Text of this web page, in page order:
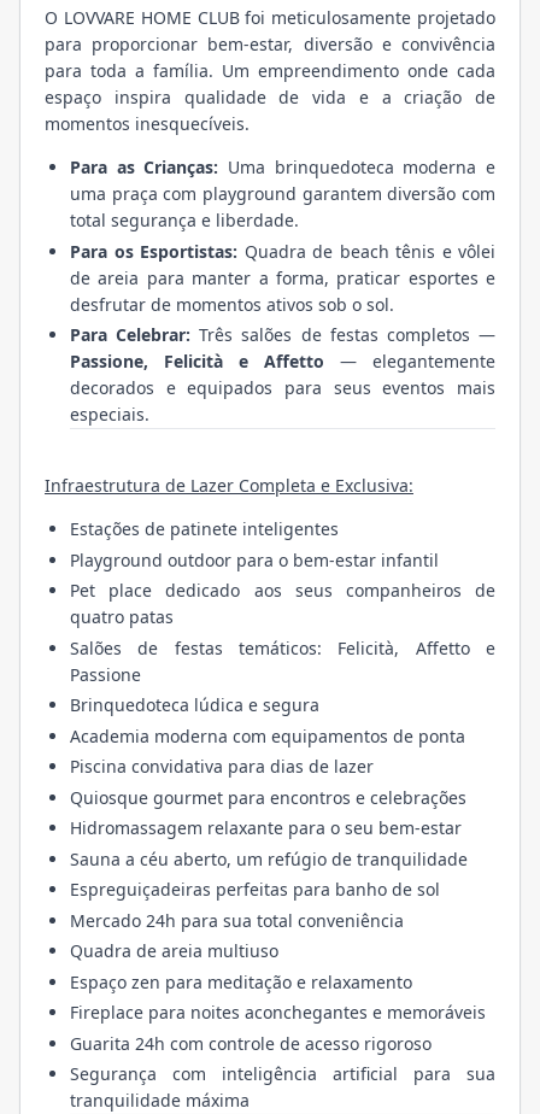
O LOVVARE HOME CLUB foi meticulosamente projetado
para proporcionar bem-estar, diversão e convivência
para toda a família. Um empreendimento onde cada
espaço inspira qualidade de vida e a criação de
momentos inesquecíveis.
Para as Crianças: Uma brinquedoteca moderna e
uma praça com playground garantem diversão com
total segurança e liberdade.
Para os Esportistas: Quadra de beach tênis e vôlei
de areia para manter a forma, praticar esportes e
desfrutar de momentos ativos sob o sol.
Para Celebrar: Três salões de festas completos —
Passione, Felicità e Affetto — elegantemente
decorados e equipados para seus eventos mais
especiais.
Infraestrutura de Lazer Completa e Exclusiva:
Estações de patinete inteligentes
Playground outdoor para o bem-estar infantil
Pet place dedicado aos seus companheiros de
quatro patas
Salões de festas temáticos: Felicità, Affetto e
Passione
Brinquedoteca lúdica e segura
Academia moderna com equipamentos de ponta
Piscina convidativa para dias de lazer
Quiosque gourmet para encontros e celebrações
Hidromassagem relaxante para o seu bem-estar
Sauna a céu aberto, um refúgio de tranquilidade
Espreguiçadeiras perfeitas para banho de sol
Mercado 24h para sua total conveniência
Quadra de areia multiuso
Espaço zen para meditação e relaxamento
Fireplace para noites aconchegantes e memoráveis
Guarita 24h com controle de acesso rigoroso
Segurança com inteligência artificial para sua
tranquilidade máxima